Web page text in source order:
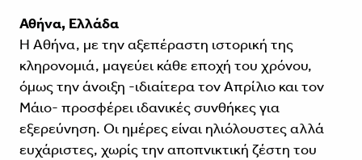
Αθήνα, Ελλάδα
Η Αθήνα, με την αξεπέραστη ιστορική της
κληρονομιά, μαγεύει κάθε εποχή του χρόνου,
όμως την άνοιξη -ιδιαίτερα τον Απρίλιο και τον
Μάιο- προσφέρει ιδανικές συνθήκες για
εξερεύνηση. Οι ημέρες είναι ηλιόλουστες αλλά
ευχάριστες, χωρίς την αποπνικτική ζέστη του